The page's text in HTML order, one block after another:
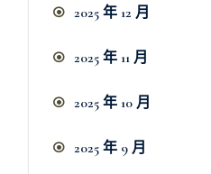
2025 年 12 月
2025 年 11 月
2025 年 10 月
2025 年 9 月